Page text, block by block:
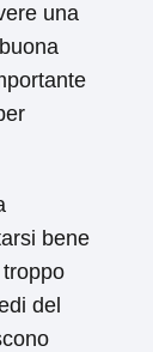
una
bene
del